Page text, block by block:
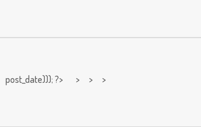
post_date))); ?> > > >